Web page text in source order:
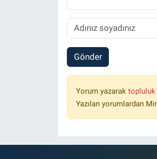
Gönder
Yorum yazarak topluluk
Yazılan yorumlardan